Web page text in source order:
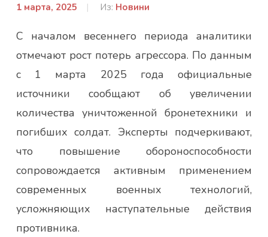
1 марта, 2025
От:
Из: Новини
С началом весеннего периода аналитики
отмечают рост потерь агрессора. По данным
с 1 марта 2025 года официальные
источники сообщают об увеличении
количества уничтоженной бронетехники и
погибших солдат. Эксперты подчеркивают,
что повышение обороноспособности
сопровождается активным применением
современных военных технологий,
усложняющих наступательные действия
противника.